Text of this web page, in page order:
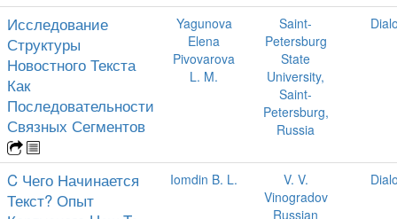
Исследование
Структуры
Новостного Текста
Как
Последовательности
Связных Сегментов
Yagunova
Elena
Pivovarova
L. M.
Saint-
Petersburg
State
University,
Saint-
Petersburg,
Russia
C Чего Начинается
Текст? Опыт
Iomdin B. L.
V. V.
Vinogradov
Russian